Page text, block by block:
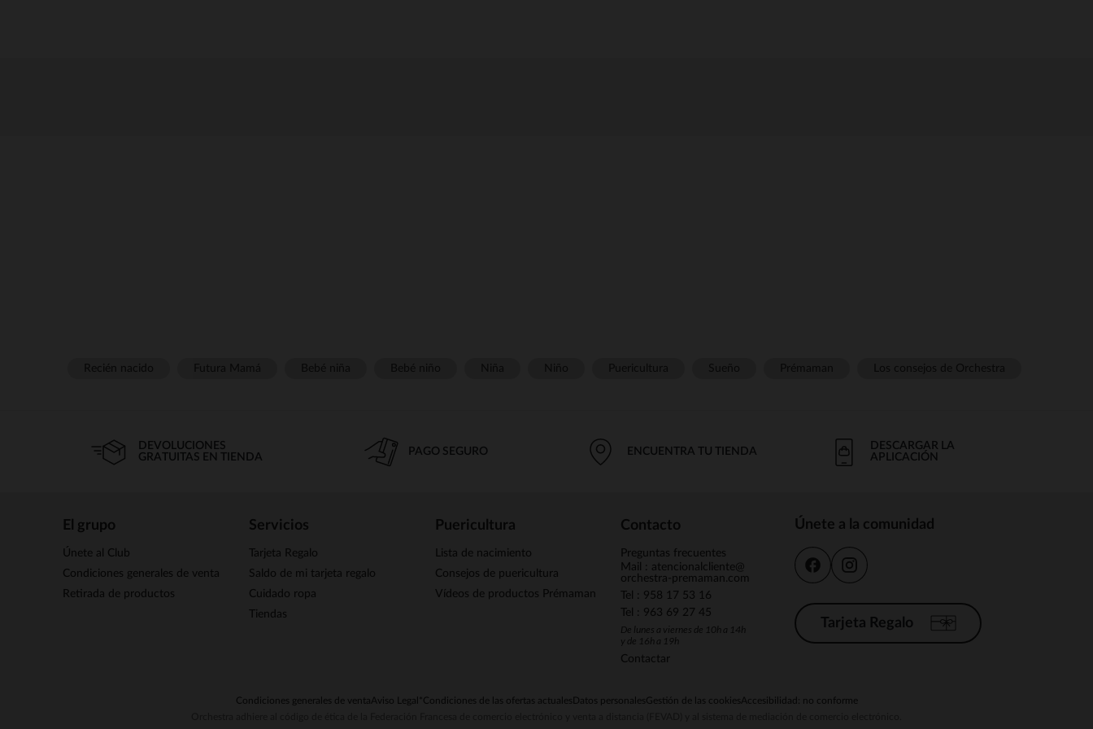
DEVOLUCIONES
GRATUITAS EN TIENDA
PAGO SEGURO ENCUENTRA TU TIENDA
DESCARGAR LA
APLICACIÓN
El grupo
Únete al Club
Condiciones generales de venta
Retirada de productos
Servicios
Tarjeta Regalo
Saldo de mi tarjeta regalo
Cuidado ropa
Tiendas
Puericultura
Lista de nacimiento
Consejos de puericultura
Vídeos de productos Prémaman
Contacto
Preguntas frecuentes
Mail : atencionalcliente@
orchestra-premaman.com
Tel : 958 17 53 16
Tel : 963 69 27 45
De lunes a viernes de 10h a 14h
y de 16h a 19h
Contactar
Únete a la comunidad
Tarjeta Regalo
Condiciones generales de ventaAviso Legal *Condiciones de las ofertas actuales Datos personalesGestión de las cookiesAccesibilidad: no conforme